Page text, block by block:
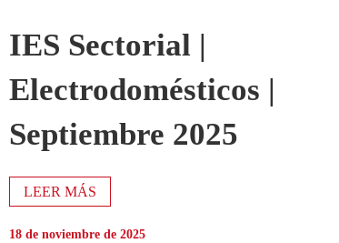
IES Sectorial |
Electrodomésticos |
Septiembre 2025
LEER MÁS
18 de noviembre de 2025